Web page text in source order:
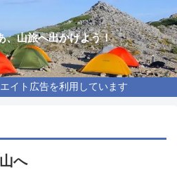
、山旅へ出かけよう！
イト広告を利用しています
へ